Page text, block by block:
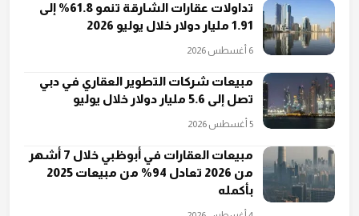
تداولات عقارات الشارقة تنمو 61.8% إلى
1.91 مليار دولار خلال يوليو 2026
6 أغسطس 2026
مبيعات شركات التطوير العقاري في دبي
تصل إلى 5.6 مليار دولار خلال يوليو
5 أغسطس 2026
مبيعات العقارات في أبوظبي خلال 7 أشهر
من 2026 تعادل 94% من مبيعات 2025
بأكمله